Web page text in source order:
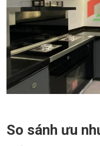
So sánh ưu